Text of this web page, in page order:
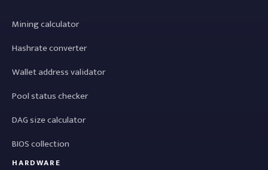
Mining calculator
Hashrate converter
Wallet address validator
Pool status checker
DAG size calculator
BIOS collection
HARDWARE